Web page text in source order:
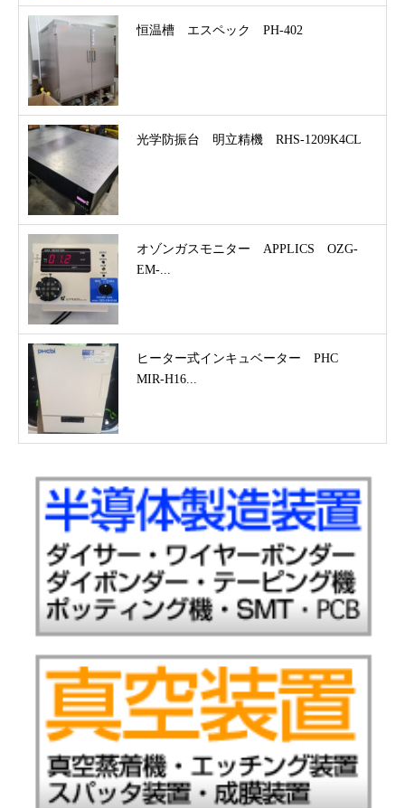
恒温槽 エスペック PH-402
光学防振台 明立精機 RHS-1209K4CL
オゾンガスモニター APPLICS OZG-
EM-...
ヒーター式インキュベーター PHC
MIR-H16...